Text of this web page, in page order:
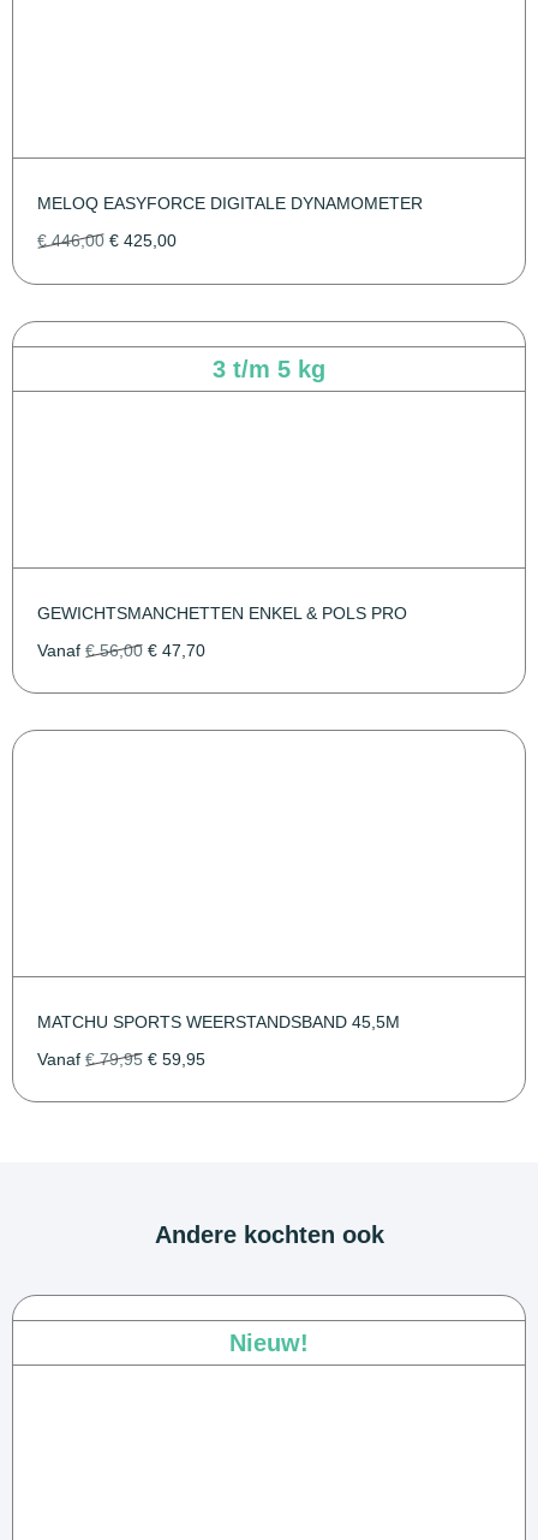
MELOQ EASYFORCE DIGITALE DYNAMOMETER
€446,00 € 425,00
3 t/m 5 kg
GEWICHTSMANCHETTEN ENKEL & POLS PRO
Vanaf €56,00 € 47,70
MATCHU SPORTS WEERSTANDSBAND 45,5M
Vanaf €79,95 € 59,95
Andere kochten ook
Nieuw!